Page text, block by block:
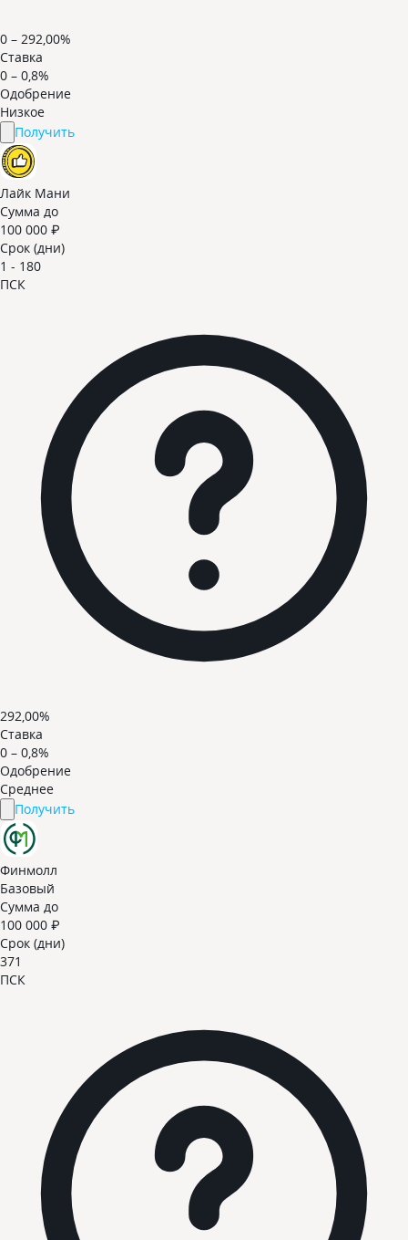
0 – 292,00%
Ставка
0 – 0,8%
Одобрение
Низкое
Получить
Лайк Мани
Сумма до
100 000 ₽
Срок (дни)
1 - 180
ПСК
292,00%
Ставка
0 – 0,8%
Одобрение
Среднее
Получить
Финмолл
Базовый
Сумма до
100 000 ₽
Срок (дни)
371
ПСК